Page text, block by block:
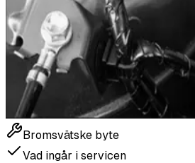
Bromsvätske byte
Vad ingår i servicen